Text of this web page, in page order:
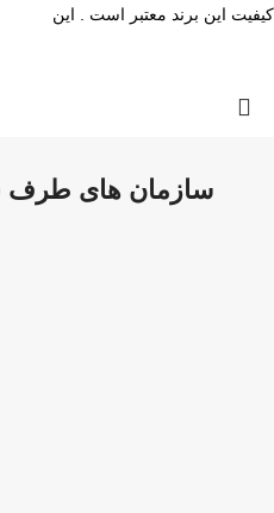
کیفیت این برند معتبر است . این
سازمان های طرف